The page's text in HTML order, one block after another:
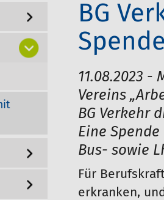
BG
11.08.2023
Vereins
BG Verkehr
Eine
Bus- sowie
Für
erkranken,